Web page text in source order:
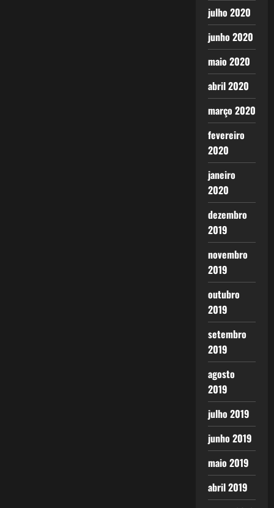
julho 2020
junho 2020
maio 2020
abril 2020
março 2020
fevereiro
2020
janeiro
2020
dezembro
2019
novembro
2019
outubro
2019
setembro
2019
agosto
2019
julho 2019
junho 2019
maio 2019
abril 2019